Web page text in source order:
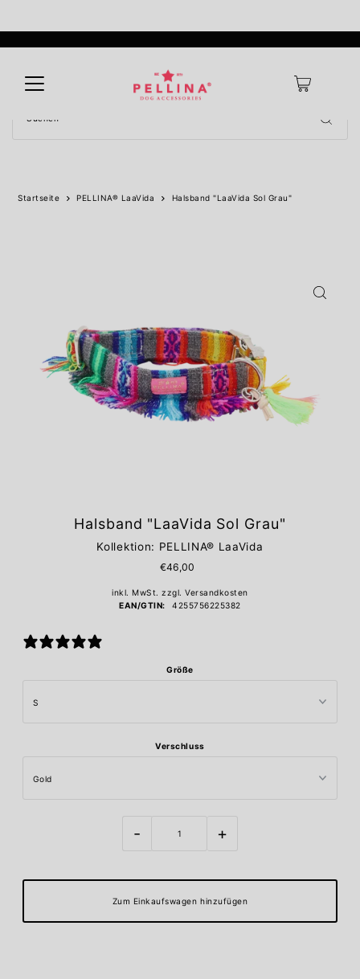
0
Startseite PELLINA® LaaVida Halsband "LaaVida Sol Grau"
Halsband "LaaVida Sol Grau"
Kollektion: PELLINA® LaaVida
€46,00
inkl. MwSt. zzgl.Versandkosten
EAN/GTIN:
4255756225382
Größe
Verschluss
- +